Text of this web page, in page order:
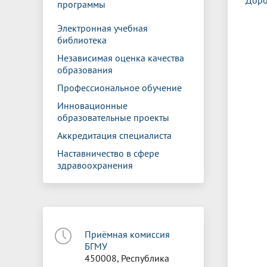
программы
Электронная учебная
библиотека
Независимая оценка качества
образования
Профессиональное обучение
Инновационные
образовательные проекты
Аккредитация специалиста
Наставничество в сфере
здравоохранения
Приёмная комиссия
БГМУ
450008, Республика